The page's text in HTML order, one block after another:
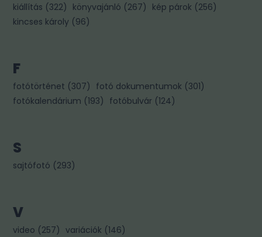
kiállítás (322) könyvajánló (267) kép párok (256)
kincses károly (96)
F
fotótörténet (307) fotó dokumentumok (301)
fotókalendárium (193) fotóbulvár (124)
S
sajtófotó (293)
V
video (257) variációk (146)